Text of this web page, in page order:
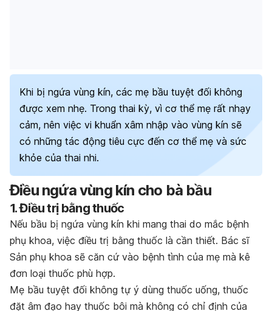
Khi bị ngứa vùng kín, các mẹ bầu tuyệt đối không
được xem nhẹ. Trong thai kỳ, vì cơ thể mẹ rất nhạy
cảm, nên việc vi khuẩn xâm nhập vào vùng kín sẽ
có những tác động tiêu cực đến cơ thể mẹ và sức
khỏe của thai nhi.
Điều ngứa vùng kín cho bà bầu
1. Điều trị bằng thuốc
Nếu bầu bị ngứa vùng kín khi mang thai do mắc bệnh
phụ khoa, việc điều trị bằng thuốc là cần thiết. Bác sĩ
Sản phụ khoa sẽ căn cứ vào bệnh tình của mẹ mà kê
đơn loại thuốc phù hợp.
Mẹ bầu tuyệt đối không tự ý dùng thuốc uống, thuốc
đặt âm đạo hay thuốc bôi mà không có chỉ định của